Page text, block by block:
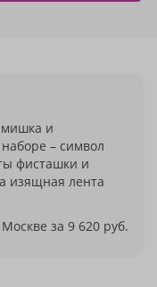
и
– символ
фисташки и
изящная лента
за 9 620 руб.